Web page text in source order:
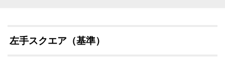
左手スクエア（基準）